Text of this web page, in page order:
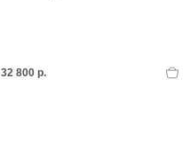
32 800 р.